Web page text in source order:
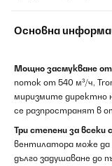
Основна
Мощно засмукване от
поток от 540 м³/ч,
миризмите директно
се разпространят в
Три степени за всеки
вентилатора може да
дълго задушаване до